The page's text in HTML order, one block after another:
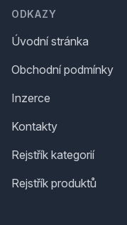
ODKAZY
Úvodní stránka
Obchodní podmínky
Inzerce
Kontakty
Rejstřík kategorií
Rejstřík produktů